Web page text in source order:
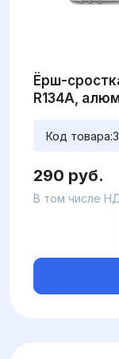
Ёрш-
R134А,
Код товара:
290 руб.
В том числе